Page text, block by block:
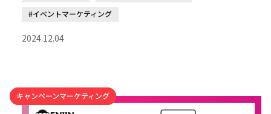
#イベントマーケティング
2024.12.04
キャンペーンマーケティング